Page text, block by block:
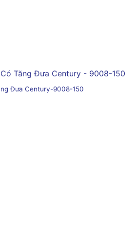
Đưa Century-9008-150